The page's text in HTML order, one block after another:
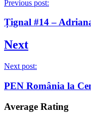
Previous post:
Țignal #14 –
Next
Next post:
PEN România la
Average Rating